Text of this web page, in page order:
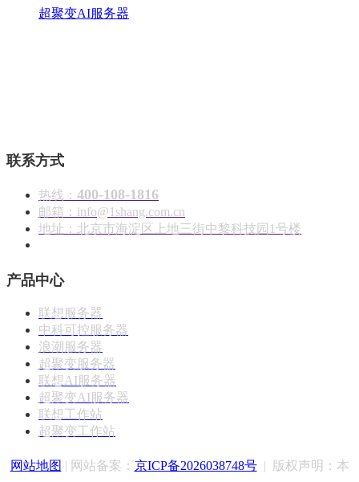
超聚变AI服务器
联系方式
热线： 400-108-1816
邮箱：info@1shang.com.cn
地址：北京市海淀区上地三街中黎科技园1号楼
产品中心
联想服务器
中科可控服务器
浪潮服务器
超聚变服务器
联想AI服务器
超聚变AI服务器
联想工作站
超聚变工作站
网站地图 | 网站备案： 京ICP备2026038748号| 版权声明： 本